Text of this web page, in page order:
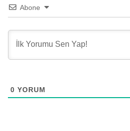
Abone
0 YORUM